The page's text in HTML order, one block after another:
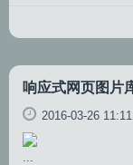
响应式网页图片
2016-03-26
...